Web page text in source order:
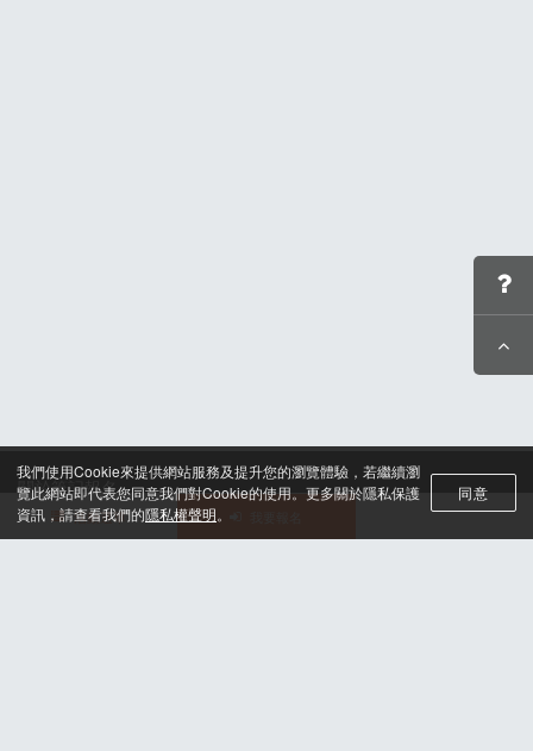
我們使用Cookie來提供網站服務及提升您的瀏覽體驗，若繼續瀏
覽此網站即代表您同意我們對Cookie的使用。更多關於隱私保護
資訊，請查看我們的隱私權聲明。
同意
活動選單
關於筆記報名
聯絡我們*
合作諮詢